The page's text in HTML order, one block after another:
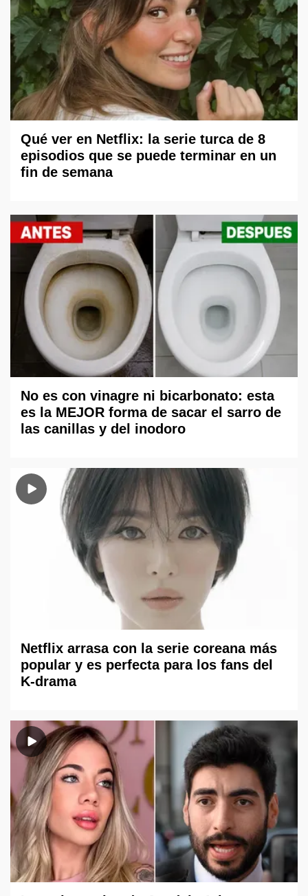
Qué ver en Netflix: la serie turca de 8
episodios que se puede terminar en un
fin de semana
No es con vinagre ni bicarbonato: esta
es la MEJOR forma de sacar el sarro de
las canillas y del inodoro
Netflix arrasa con la serie coreana más
popular y es perfecta para los fans del
K-drama